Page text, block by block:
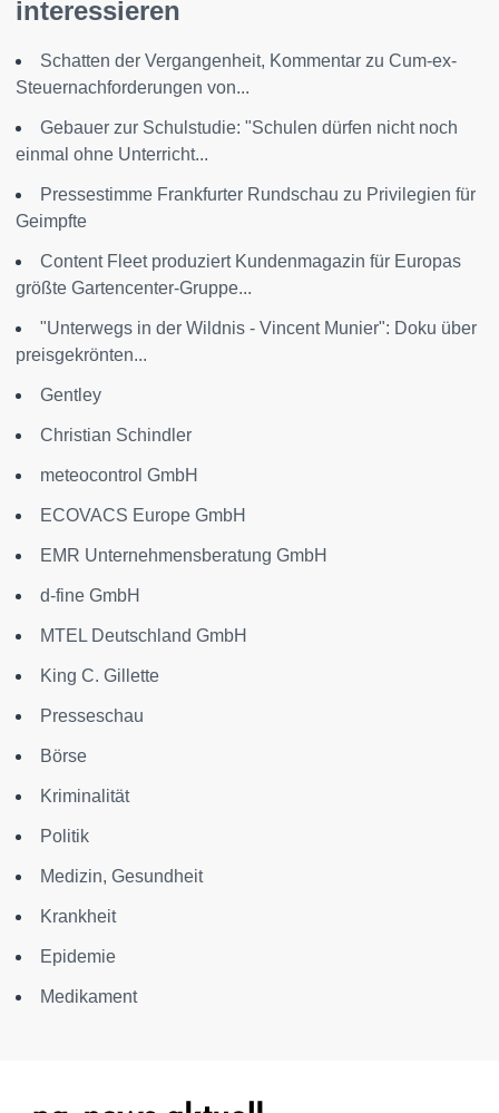
interessieren
Schatten der Vergangenheit, Kommentar zu Cum-ex-
Steuernachforderungen von...
Gebauer zur Schulstudie: "Schulen dürfen nicht noch
einmal ohne Unterricht...
Pressestimme Frankfurter Rundschau zu Privilegien für
Geimpfte
Content Fleet produziert Kundenmagazin für Europas
größte Gartencenter-Gruppe...
"Unterwegs in der Wildnis - Vincent Munier": Doku über
preisgekrönten...
Gentley
Christian Schindler
meteocontrol GmbH
ECOVACS Europe GmbH
EMR Unternehmensberatung GmbH
d-fine GmbH
MTEL Deutschland GmbH
King C. Gillette
Presseschau
Börse
Kriminalität
Politik
Medizin, Gesundheit
Krankheit
Epidemie
Medikament